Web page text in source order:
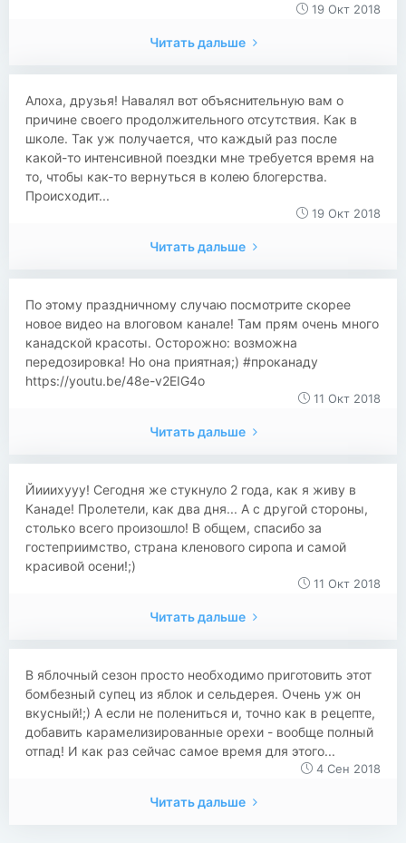
19 Окт 2018
Читать дальше
Алоха, друзья! Навалял вот объяснительную вам о
причине своего продолжительного отсутствия. Как в
школе. Так уж получается, что каждый раз после
какой-то интенсивной поездки мне требуется время на
то, чтобы как-то вернуться в колею блогерства.
Происходит...
19 Окт 2018
Читать дальше
По этому праздничному случаю посмотрите скорее
новое видео на влоговом канале! Там прям очень много
канадской красоты. Осторожно: возможна
передозировка! Но она приятная;) #проканаду
https://youtu.be/48e-v2EIG4o
11 Окт 2018
Читать дальше
​Йииихууу! Сегодня же стукнуло 2 года, как я живу в
Канаде! Пролетели, как два дня... А с другой стороны,
столько всего произошло! В общем, спасибо за
гостеприимство, страна кленового сиропа и самой
красивой осени!;)
11 Окт 2018
Читать дальше
В яблочный сезон просто необходимо приготовить этот
бомбезный супец из яблок и сельдерея. Очень уж он
вкусный!;) А если не полениться и, точно как в рецепте,
добавить карамелизированные орехи - вообще полный
отпад! И как раз сейчас самое время для этого...
4 Сен 2018
Читать дальше